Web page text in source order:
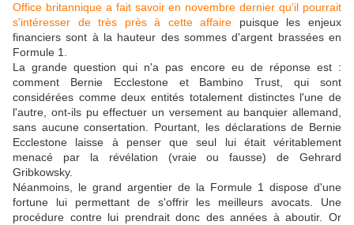
Office britannique a fait savoir en novembre dernier qu'il pourrait
s'intéresser de très près à cette affaire puisque les enjeux
financiers sont à la hauteur des sommes d'argent brassées en
Formule 1.
La grande question qui n'a pas encore eu de réponse est :
comment Bernie Ecclestone et Bambino Trust, qui sont
considérées comme deux entités totalement distinctes l'une de
l'autre, ont-ils pu effectuer un versement au banquier allemand,
sans aucune consertation. Pourtant, les déclarations de Bernie
Ecclestone laisse à penser que seul lui était véritablement
menacé par la révélation (vraie ou fausse) de Gehrard
Gribkowsky.
Néanmoins, le grand argentier de la Formule 1 dispose d'une
fortune lui permettant de s'offrir les meilleurs avocats. Une
procédure contre lui prendrait donc des années à aboutir. Or